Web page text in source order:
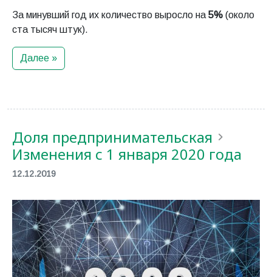
За минувший год их количество выросло на 5% (около
ста тысяч штук).
Далее »
Доля предпринимательская
Изменения с 1 января 2020 года
12.12.2019